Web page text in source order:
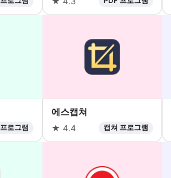
로그램
에스캡쳐
★ 4.4 캡쳐 프로그램